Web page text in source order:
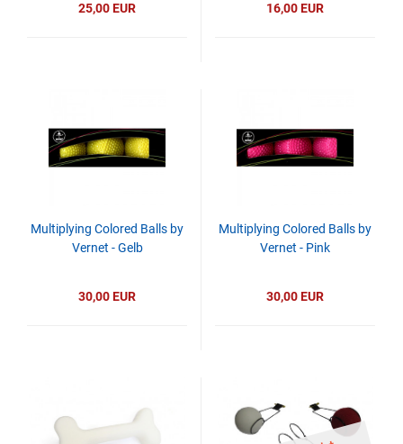
25,00 EUR 16,00 EUR
Multiplying Colored Balls by
Vernet - Gelb
30,00 EUR
Multiplying Colored Balls by
Vernet - Pink
30,00 EUR